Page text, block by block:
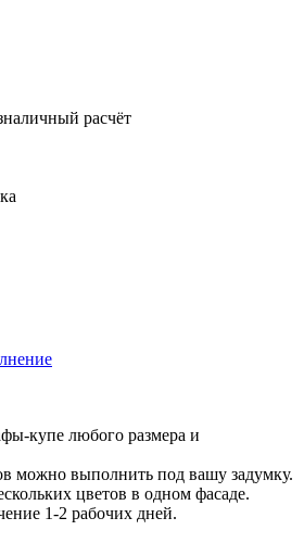
расчёт
купе любого размера и
можно выполнить под вашу задумку.
цветов в одном фасаде.
1-2 рабочих дней.